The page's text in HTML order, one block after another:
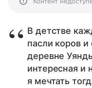
В детстве
пасли коров
деревне
интересная и
я мечтать